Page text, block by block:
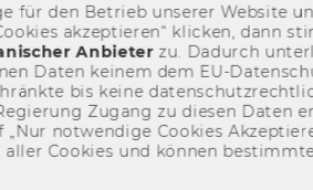
für den Be­trieb un­se­rer Web­site
ak­zep­tie­ren“ kli­cken, dann
An­bie­terzu. Da­durch
Daten kei­nem dem EU-​
bis keine
Zu­gang zu die­sen Daten
not­wen­di­ge Coo­kies
Coo­kies und kön­nen